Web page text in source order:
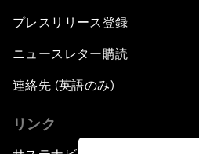
プレスリリース登録
ニュースレター購読
連絡先 (英語のみ)
リンク